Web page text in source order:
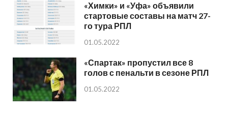
«Химки» и «Уфа» объявили
стартовые составы на матч 27-
го тура РПЛ
01.05.2022
«Спартак» пропустил все 8
голов с пенальти в сезоне РПЛ
01.05.2022